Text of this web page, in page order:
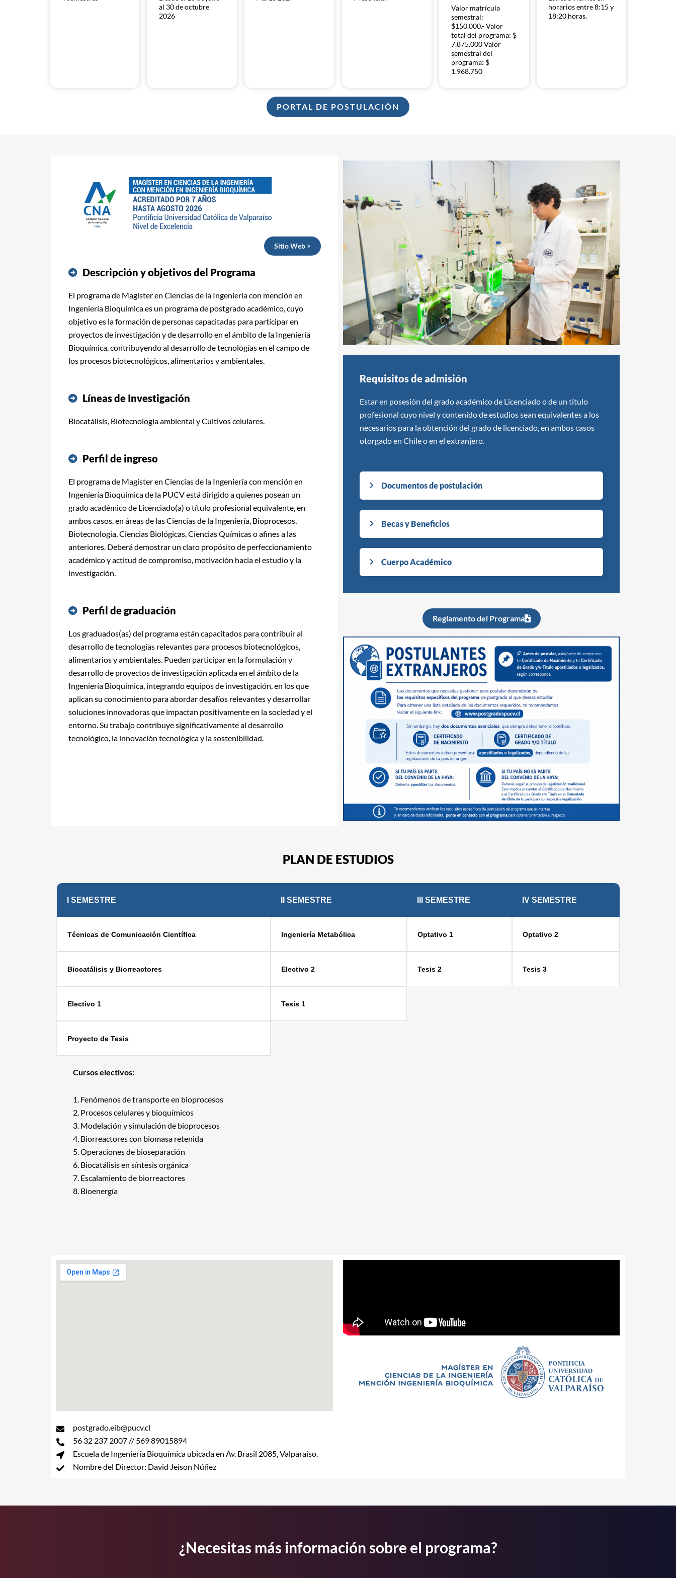
al 30 de octubre
2026
Valor matrícula
semestral:
$150.000.- Valor
total del programa: $
7.875.000 Valor
semestral del
programa: $
1.968.750
horarios entre 8:15 y
18:20 horas.
PORTAL DE POSTULACIÓN
Sitio Web >
Descripción y objetivos del Programa
El programa de Magíster en Ciencias de la Ingeniería con mención en
Ingeniería Bioquímica es un programa de postgrado académico, cuyo
objetivo es la formación de personas capacitadas para participar en
proyectos de investigación y de desarrollo en el ámbito de la Ingeniería
Bioquímica, contribuyendo al desarrollo de tecnologías en el campo de
los procesos biotecnológicos, alimentarios y ambientales.
Líneas de Investigación
Biocatálisis, Biotecnología ambiental y Cultivos celulares.
Perfil de ingreso
El programa de Magíster en Ciencias de la Ingeniería con mención en
Ingeniería Bioquímica de la PUCV está dirigido a quienes posean un
grado académico de Licenciado(a) o título profesional equivalente, en
ambos casos, en áreas de las Ciencias de la Ingeniería, Bioprocesos,
Biotecnología, Ciencias Biológicas, Ciencias Químicas o afines a las
anteriores. Deberá demostrar un claro propósito de perfeccionamiento
académico y actitud de compromiso, motivación hacia el estudio y la
investigación.
Perfil de graduación
Los graduados(as) del programa están capacitados para contribuir al
desarrollo de tecnologías relevantes para procesos biotecnológicos,
alimentarios y ambientales. Pueden participar en la formulación y
desarrollo de proyectos de investigación aplicada en el ámbito de la
Ingeniería Bioquímica, integrando equipos de investigación, en los que
aplican su conocimiento para abordar desafíos relevantes y desarrollar
soluciones innovadoras que impactan positivamente en la sociedad y el
entorno. Su trabajo contribuye significativamente al desarrollo
tecnológico, la innovación tecnológica y la sostenibilidad.
Requisitos de admisión
Estar en posesión del grado académico de Licenciado o de un título
profesional cuyo nivel y contenido de estudios sean equivalentes a los
necesarios para la obtención del grado de licenciado, en ambos casos
otorgado en Chile o en el extranjero.
Documentos de postulación
Becas y Beneficios
Cuerpo Académico
Reglamento del Programa
PLAN DE ESTUDIOS
I SEMESTRE II SEMESTRE III SEMESTRE IV SEMESTRE
Técnicas de Comunicación Científica Ingeniería Metabólica Optativo 1 Optativo 2
Biocatálisis y Biorreactores Electivo 2 Tesis 2 Tesis 3
Electivo 1 Tesis 1
Proyecto de Tesis
Cursos electivos:
Fenómenos de transporte en bioprocesos
Procesos celulares y bioquímicos
Modelación y simulación de bioprocesos
Biorreactores con biomasa retenida
Operaciones de bioseparación
Biocatálisis en síntesis orgánica
Escalamiento de biorreactores
Bioenergía
postgrado.eib@pucv.cl
56 32 237 2007 // 569 89015894
Escuela de Ingeniería Bioquímica ubicada en Av. Brasil 2085, Valparaíso.
Nombre del Director: David Jeison Núñez
¿Necesitas más información sobre el programa?